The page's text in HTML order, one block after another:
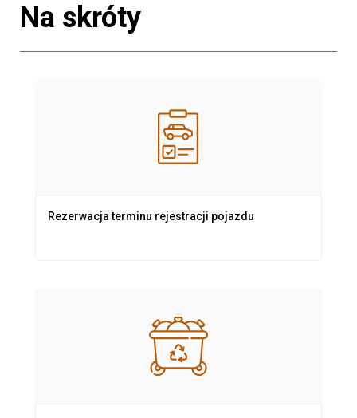
Na skróty
Rezerwacja terminu rejestracji pojazdu